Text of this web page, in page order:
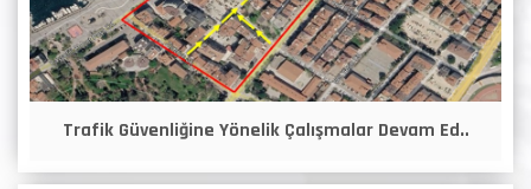
Trafik Güvenliğine Yönelik Çalışmalar Devam Ed..